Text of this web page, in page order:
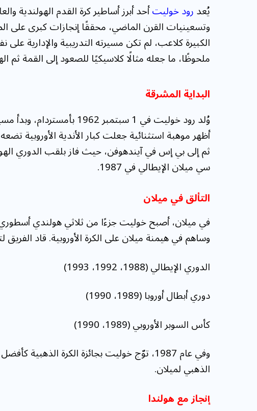
يُعدرود خوليتأحد أبرز أساطير كرة القدم الهولندية
وتسعينيات القرن الماضي، محققًا إنجازات كبرى على
الكبيرة كلاعب، لم تكن مسيرته التدريبية والإدارية
ملحوظًا، ما جعله مثالًا كلاسيكيًا للصعود إلى القمة ثم
البداية المشرقة
وُلد رود خوليت في 1 سبتمبر
أظهر موهبة استثنائية جعلت كبار الأندية الأوروبية
ثم إلى بي إس في آيندهوفن، حيث فاز بلقب الدوري
سي ميلان الإيطالي في 1987.
التألق في ميلان
في ميلان، أصبح خوليت جزءًا من ثلاثي هولندي
وساهم في هيمنة ميلان على الكرة الأوروبية. قاد الفريق
الدوري الإيطالي (1988، 1992، 1993)
دوري أبطال أوروبا (1989، 1990)
كأس السوبر الأوروبي (1989، 1990)
وفي عام 1987، توّج خوليت بجائزة الكرة
الذهبي لميلان.
إنجاز مع هولندا